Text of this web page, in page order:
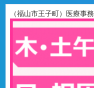
（福山市王子町）医療事務